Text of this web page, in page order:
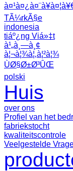
TÃ¼rkÃ§e
indonesia
tiáº¿ng Viá»‡t
à¹„à¸—à¸¢
à¦¬à¦¾à¦‚à¦²à¦¾
ÙØ§Ø±Ø³ÛŒ
polski
Huis
over ons
Profiel van het
fabriekstocht
kwaliteitscontrole
Veelgestelde